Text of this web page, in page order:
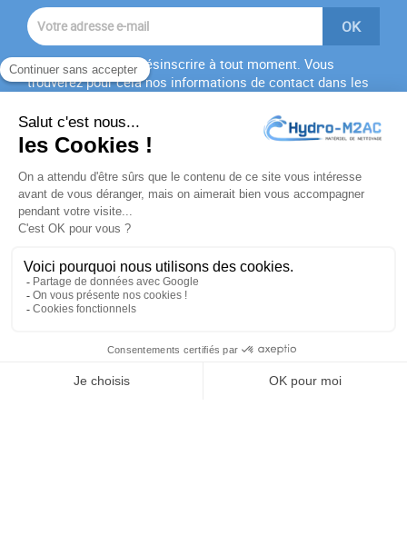
Vous pouvez vous désinscrire à tout moment. Vous
trouverez pour cela nos informations de contact dans les
J'accepte lesconditions générales
politique de
confidentialité
PRODUITS
NOTRE SOCIÉTÉ
VOTRE COMPTE